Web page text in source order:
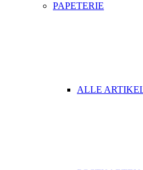
PAPETERIE
ALLE